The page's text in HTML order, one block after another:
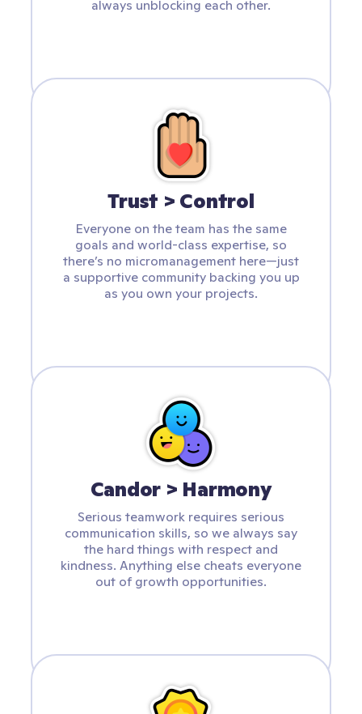
always unblocking each other.
Trust > Control
Everyone on the team has the same
goals and world-class expertise, so
there’s no micromanagement here—just
a supportive community backing you up
as you own your projects.
Candor > Harmony
Serious teamwork requires serious
communication skills, so we always say
the hard things with respect and
kindness. Anything else cheats everyone
out of growth opportunities.